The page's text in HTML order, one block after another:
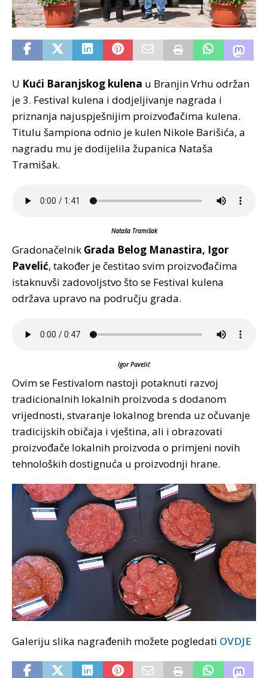
U Kući Baranjskog kulena u Branjin Vrhu održan
je 3. Festival kulena i dodjeljivanje nagrada i
priznanja najuspješnijim proizvođačima kulena.
Titulu šampiona odnio je kulen Nikole Barišića, a
nagradu mu je dodijelila županica Nataša
Tramišak.
Nataša Tramišak
Gradonačelnik Grada Belog Manastira, Igor
Pavelić, također je čestitao svim proizvođačima
istaknuvši zadovoljstvo što se Festival kulena
održava upravo na području grada.
Igor Pavelić
Ovim se Festivalom nastoji potaknuti razvoj
tradicionalnih lokalnih proizvoda s dodanom
vrijednosti, stvaranje lokalnog brenda uz očuvanje
tradicijskih običaja i vještina, ali i obrazovati
proizvođače lokalnih proizvoda o primjeni novih
tehnoloških dostignuća u proizvodnji hrane.
Galeriju slika nagrađenih možete pogledati OVDJE